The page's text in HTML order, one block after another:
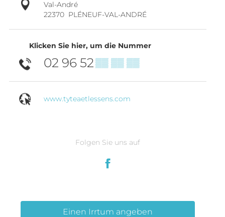
Val-André
22370 PLÉNEUF-VAL-ANDRÉ
Klicken Sie hier, um die Nummer
02 96 52▒▒ ▒▒ ▒▒
www.tyteaetlessens.com
Folgen Sie uns auf
Einen Irrtum angeben